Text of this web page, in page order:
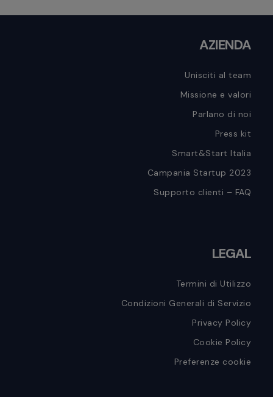
AZIENDA
Unisciti al team
Missione e valori
Parlano di noi
Press kit
Smart&Start Italia
Campania Startup 2023
Supporto clienti – FAQ
LEGAL
Termini di Utilizzo
Condizioni Generali di Servizio
Privacy Policy
Cookie Policy
Preferenze cookie